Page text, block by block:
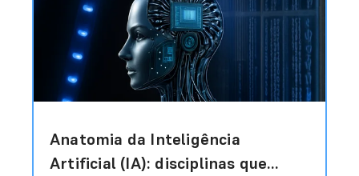
mundos à parte.Ler mais
Anatomia da Inteligência
Artificial (IA): disciplinas que